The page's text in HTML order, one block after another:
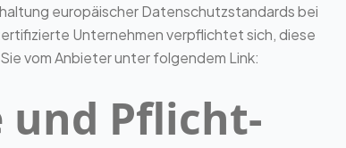
europäischer Datenschutzstandards bei
Unternehmen verpflichtet sich, diese
vom Anbieter unter folgendem Link:
und Pflicht­